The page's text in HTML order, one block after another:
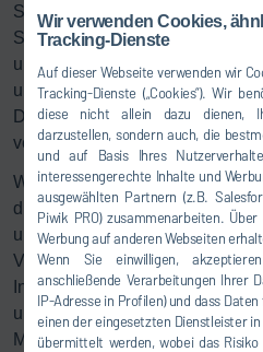
Wir verwenden Cookies,
Tracking-Dienste
Auf dieser Webseite verwenden wir
Tracking-Dienste („Cookies“). Wir
diese nicht allein dazu dienen,
darzustellen, sondern auch, die
und auf Basis Ihres
interessengerechte Inhalte und
ausgewählten Partnern (z.B.
Piwik PRO) zusammenarbeiten.
Werbung auf anderen Webseiten
Wenn Sie einwilligen,
anschließende Verarbeitungen Ihrer
IP-Adresse in Profilen) und dass
einen der eingesetzten Dienstleister
übermittelt werden, wobei das
Sie eine Sicherheitslücke in
Services identifizieren, dann
unten stehende Formular
uns unverzüglich darum, die
Das Melden der Schwachstelle
vertraulich behandelt.
Wir bieten Ihnen als Kunde,
die Möglichkeit,
und unkompliziert an uns zu
Vorfälle oder Hinweise rund um
Informationssicherheit handelt.
untenstehende Formular oder
Mail an die auf dieser Seite